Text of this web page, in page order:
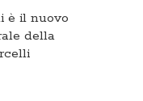
è il nuovo
della